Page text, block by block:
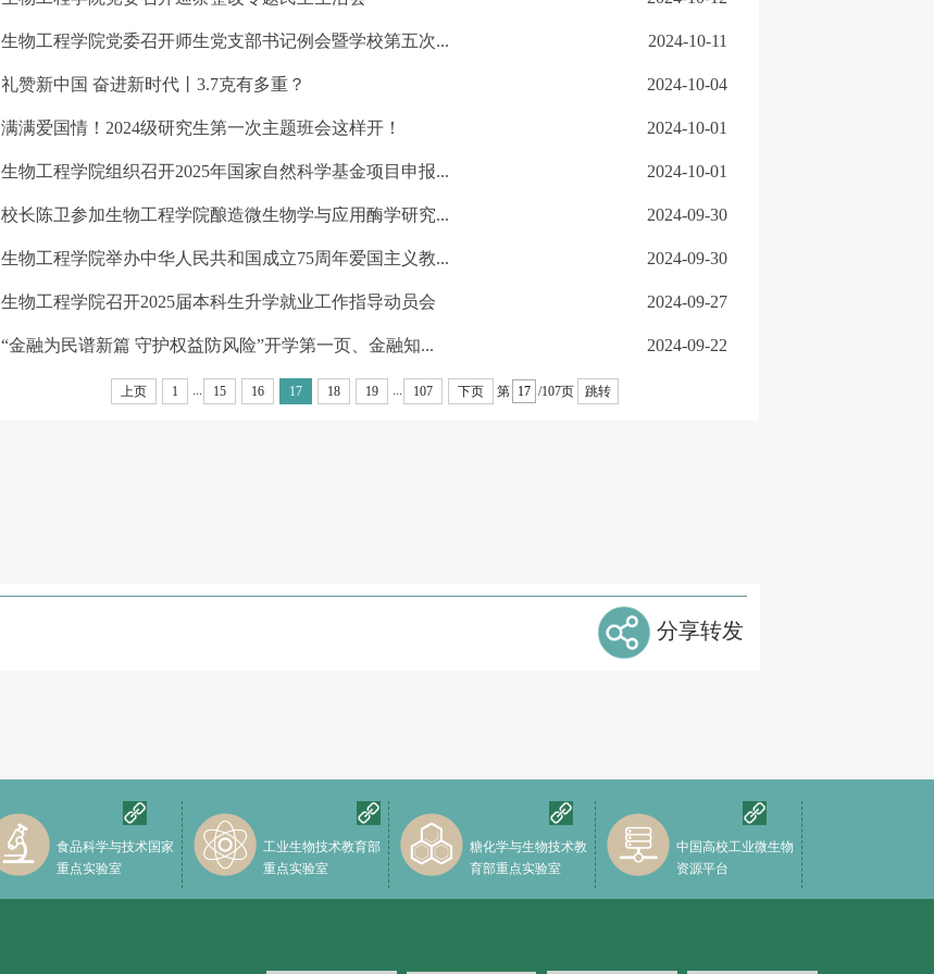
生物工程学院党委召开师生党支部书记例会暨学校第五次... 2024-10-11
礼赞新中国 奋进新时代丨3.7克有多重？ 2024-10-04
满满爱国情！2024级研究生第一次主题班会这样开！ 2024-10-01
生物工程学院组织召开2025年国家自然科学基金项目申报... 2024-10-01
校长陈卫参加生物工程学院酿造微生物学与应用酶学研究... 2024-09-30
生物工程学院举办中华人民共和国成立75周年爱国主义教... 2024-09-30
生物工程学院召开2025届本科生升学就业工作指导动员会 2024-09-27
“金融为民谱新篇 守护权益防风险”开学第一页、金融知... 2024-09-22
上页 1 ... 15 16 17 18 19 ... 107 下页 第 /107页 跳转
分享转发
食品科学与技术国家
重点实验室
工业生物技术教育部
重点实验室
糖化学与生物技术教
育部重点实验室
中国高校工业微生物
资源平台